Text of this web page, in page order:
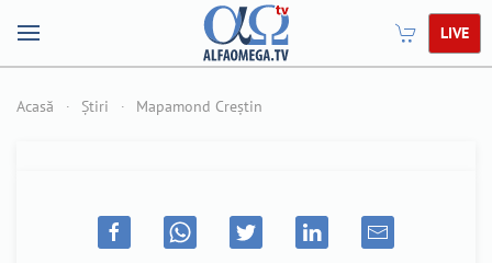
LIVE
Acasă Știri Mapamond Creștin